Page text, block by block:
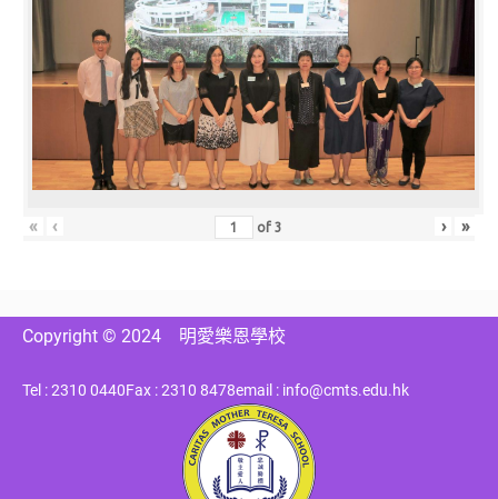
« ‹ of3 › »
Copyright © 2024 明愛樂恩學校
Tel : 2310 0440Fax : 2310 8478email : info@cmts.edu.hk